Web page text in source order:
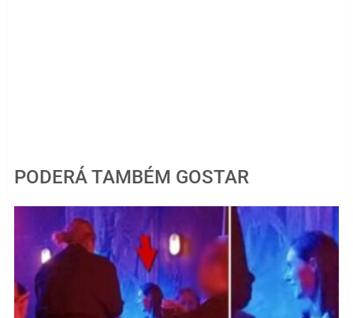
PODERÁ TAMBÉM GOSTAR